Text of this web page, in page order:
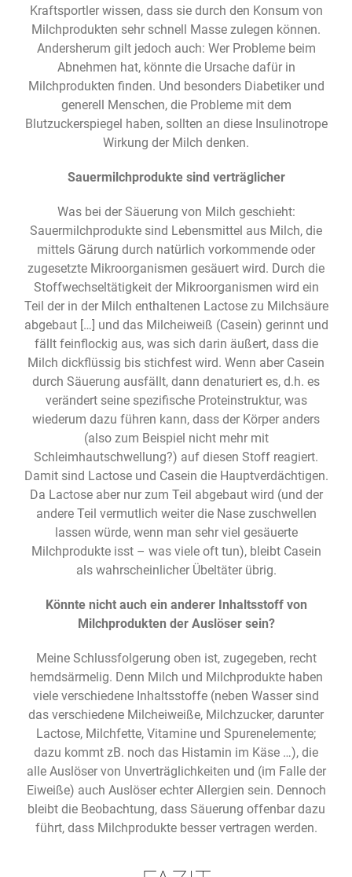
Kraftsportler wissen, dass sie durch den Konsum von
Milchprodukten sehr schnell Masse zulegen können.
Andersherum gilt jedoch auch: Wer Probleme beim
Abnehmen hat, könnte die Ursache dafür in
Milchprodukten finden. Und besonders Diabetiker und
generell Menschen, die Probleme mit dem
Blutzuckerspiegel haben, sollten an diese Insulinotrope
Wirkung der Milch denken.
Sauermilchprodukte sind verträglicher
Was bei der Säuerung von Milch geschieht:
Sauermilchprodukte sind Lebensmittel aus Milch, die
mittels Gärung durch natürlich vorkommende oder
zugesetzte Mikroorganismen gesäuert wird. Durch die
Stoffwechseltätigkeit der Mikroorganismen wird ein
Teil der in der Milch enthaltenen Lactose zu Milchsäure
abgebaut […] und das Milcheiweiß (Casein) gerinnt und
fällt feinflockig aus, was sich darin äußert, dass die
Milch dickflüssig bis stichfest wird. Wenn aber Casein
durch Säuerung ausfällt, dann denaturiert es, d.h. es
verändert seine spezifische Proteinstruktur, was
wiederum dazu führen kann, dass der Körper anders
(also zum Beispiel nicht mehr mit
Schleimhautschwellung?) auf diesen Stoff reagiert.
Damit sind Lactose und Casein die Hauptverdächtigen.
Da Lactose aber nur zum Teil abgebaut wird (und der
andere Teil vermutlich weiter die Nase zuschwellen
lassen würde, wenn man sehr viel gesäuerte
Milchprodukte isst – was viele oft tun), bleibt Casein
als wahrscheinlicher Übeltäter übrig.
Könnte nicht auch ein anderer Inhaltsstoff von
Milchprodukten der Auslöser sein?
Meine Schlussfolgerung oben ist, zugegeben, recht
hemdsärmelig. Denn Milch und Milchprodukte haben
viele verschiedene Inhaltsstoffe (neben Wasser sind
das verschiedene Milcheiweiße, Milchzucker, darunter
Lactose, Milchfette, Vitamine und Spurenelemente;
dazu kommt zB. noch das Histamin im Käse …), die
alle Auslöser von Unverträglichkeiten und (im Falle der
Eiweiße) auch Auslöser echter Allergien sein. Dennoch
bleibt die Beobachtung, dass Säuerung offenbar dazu
führt, dass Milchprodukte besser vertragen werden.